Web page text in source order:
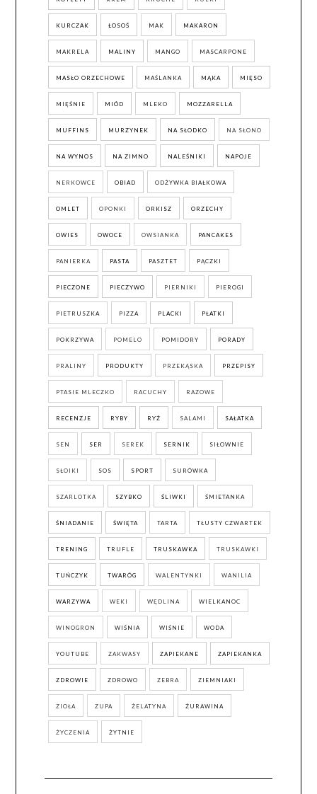
KURCZAK ŁOSOŚ MAK MAKARON
MAKRELA MALINY MANGO MASCARPONE
MASŁO ORZECHOWE MAŚLANKA MĄKA MIĘSO
MIĘŚNIE MIÓD MLEKO MOZZARELLA
MUFFINS MURZYNEK NA SŁODKO NA SŁONO
NA WYNOS NA ZIMNO NALEŚNIKI NAPOJE
NERKOWCE OBIAD ODŻYWKA BIAŁKOWA
OMLET OPONKI ORKISZ ORZECHY
OWIES OWOCE OWSIANKA PANCAKES
PANIERKA PASTA PASZTET PĄCZKI
PIECZONE PIECZYWO PIERNIKI PIEROGI
PIETRUSZKA PIZZA PLACKI PŁATKI
POKRZYWA POMELO POMIDORY PORADY
PRALINY PRODUKTY PRZEKĄSKA PRZEPISY
PTASIE MLECZKO RACUCHY RAZOWE
RECENZJE RYBY RYŻ SALAMI SAŁATKA
SEN SER SEREK SERNIK SIŁOWNIE
SŁOIKI SOS SPORT SURÓWKA
SZARLOTKA SZYBKO ŚLIWKI ŚMIETANKA
ŚNIADANIE ŚWIĘTA TARTA TŁUSTY CZWARTEK
TRENING TRUFLE TRUSKAWKA TRUSKAWKI
TUŃCZYK TWARÓG WALENTYNKI WANILIA
WARZYWA WEKI WĘDLINA WIELKANOC
WINOGRON WIŚNIA WIŚNIE WODA
YOUTUBE ZAKWASY ZAPIEKANE ZAPIEKANKA
ZDROWIE ZDROWO ZEBRA ZIEMNIAKI
ZIOŁA ZUPA ŻELATYNA ŻURAWINA
ŻYCZENIA ŻYTNIE